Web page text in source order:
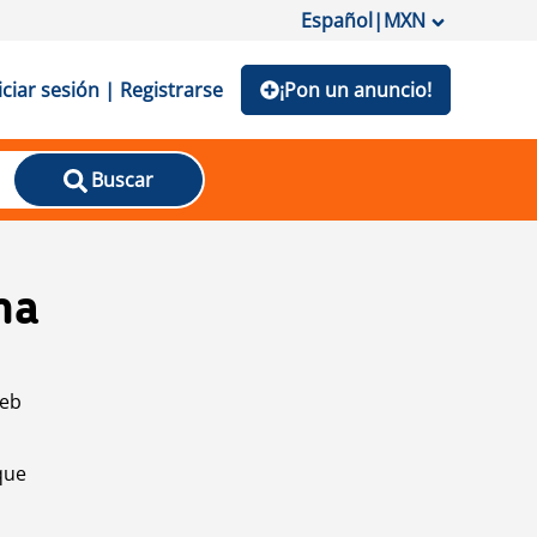
Español|MXN
sesión | Registrarse ¡Pon un anuncio!
Buscar